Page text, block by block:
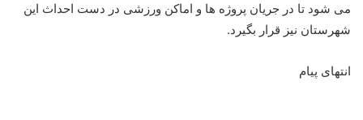
می شود تا در جریان پروژه ها و اماکن ورزشی در دست احداث این
شهرستان نیز قرار بگیرد.
انتهای پیام